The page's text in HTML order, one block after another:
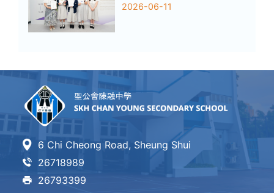
2026-06-11
6 Chi Cheong Road, Sheung Shui
26718989
26793399